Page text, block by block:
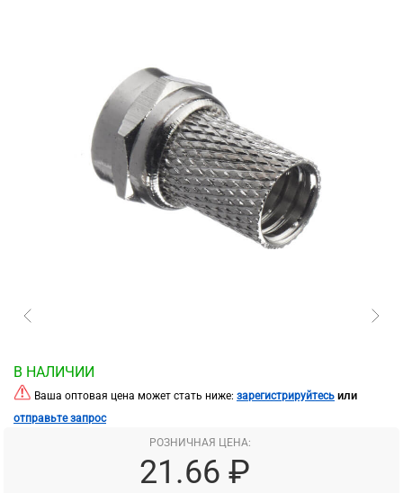
В НАЛИЧИИ
Ваша оптовая цена может стать ниже: зарегистрируйтесь или
отправьте запрос
РОЗНИЧНАЯ ЦЕНА:
21.66 ₽